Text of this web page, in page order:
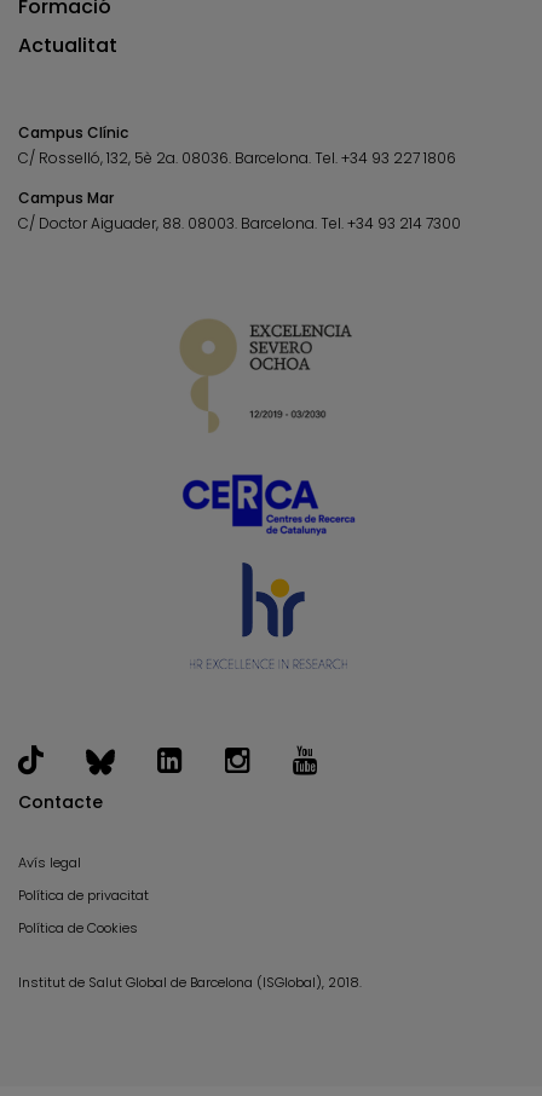
Formació
Actualitat
Campus Clínic
C/ Rosselló, 132, 5è 2a. 08036. Barcelona.Tel.+34 93 227 1806
Campus Mar
C/ Doctor Aiguader, 88. 08003. Barcelona.Tel.+34 93 214 7300
Contacte
Avís legal
Política de privacitat
Política de Cookies
Institut de Salut Global de Barcelona (ISGlobal), 2018.